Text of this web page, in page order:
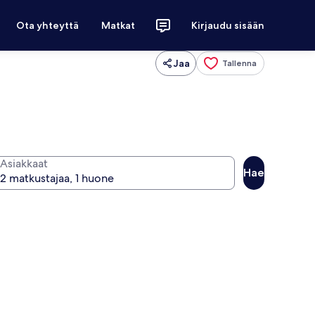
Ota yhteyttä Matkat Kirjaudu sisään
Jaa Tallenna
Asiakkaat
Hae